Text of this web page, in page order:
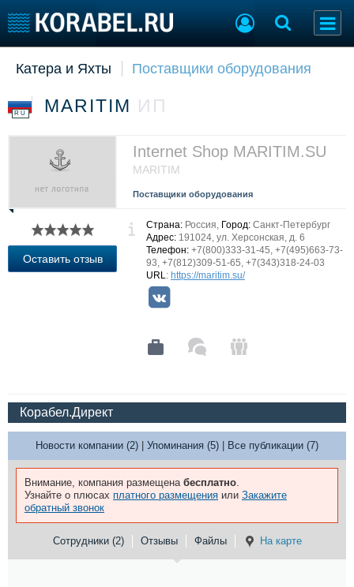
Судостроение
Новости
Репутация
Работа
Крюинг
Реклама
Торговая площадка
Продажа флота
Изделия
Материалы
Конференции
Выставки и семинары
Флот
Все службы
Катера и Яхты Поставщики оборудования
RU MARITIM ИП
Internet Shop MARITIM.SU
MARITIM
Поставщики оборудования
Оставить отзыв
Страна: Россия, Город: Санкт-Петербург
Адрес: 191024, ул. Херсонская, д. 6
Телефон: +7(800)333-31-45, +7(495)663-73-
93, +7(812)309-51-65, +7(343)318-24-03
URL: https://maritim.su/
Корабел.Директ
Новости компании (2) Упоминания (5) Все публикации (7)
Внимание, компания размещена бесплатно.
Узнайте о плюсах платного размещения или Закажите
обратный звонок
Сотрудники (2) Отзывы Файлы На карте